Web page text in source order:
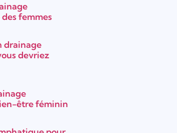
femmes
drainage
devriez
être féminin